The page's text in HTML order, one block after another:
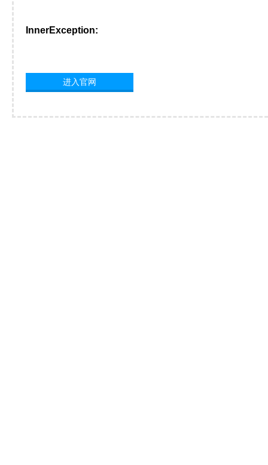
InnerException:
进入官网